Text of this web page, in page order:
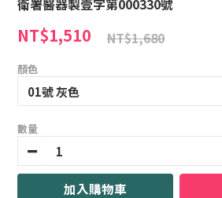
衛署醫器製壹字第000330號
NT$1,510 NT$1,680
顏色
數量
加入購物車